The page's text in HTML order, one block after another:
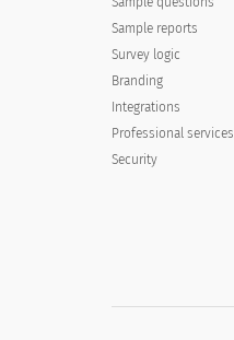
Sample reports
Survey logic
Branding
Integrations
Professional services
Security